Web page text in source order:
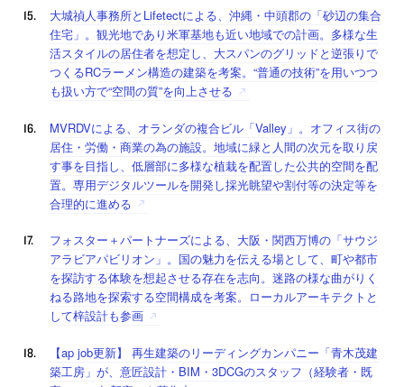
大城禎人事務所とLifetectによる、沖縄・中頭郡の「砂辺の集合
住宅」。観光地であり米軍基地も近い地域での計画。多様な生
活スタイルの居住者を想定し、大スパンのグリッドと逆張りで
つくるRCラーメン構造の建築を考案。“普通の技術”を用いつつ
も扱い方で“空間の質”を向上させる
MVRDVによる、オランダの複合ビル「Valley」。オフィス街の
居住・労働・商業の為の施設。地域に緑と人間の次元を取り戻
す事を目指し、低層部に多様な植栽を配置した公共的空間を配
置。専用デジタルツールを開発し採光眺望や割付等の決定等を
合理的に進める
フォスター＋パートナーズによる、大阪・関西万博の「サウジ
アラビアパビリオン」。国の魅力を伝える場として、町や都市
を探訪する体験を想起させる存在を志向。迷路の様な曲がりく
ねる路地を探索する空間構成を考案。ローカルアーキテクトと
して梓設計も参画
【ap job更新】 再生建築のリーディングカンパニー「青木茂建
築工房」が、意匠設計・BIM・3DCGのスタッフ（経験者・既